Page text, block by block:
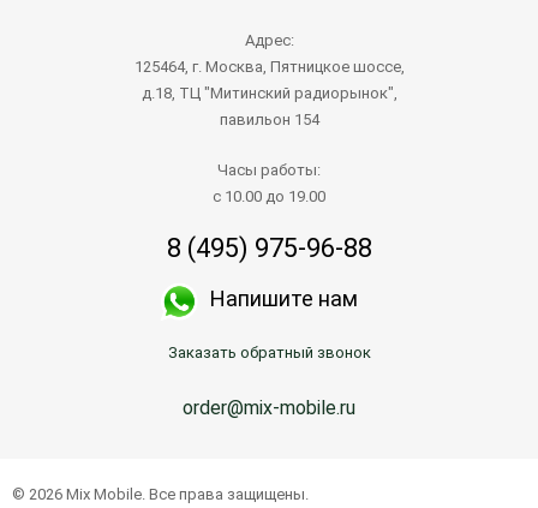
Адрес:
125464, г. Москва, Пятницкое шоссе,
д.18, ТЦ "Митинский радиорынок",
павильон 154
Часы работы:
с 10.00 до 19.00
8 (495) 975-96-88
Напишите нам
Заказать обратный звонок
order@mix-mobile.ru
© 2026 Mix Mobile. Все права защищены.